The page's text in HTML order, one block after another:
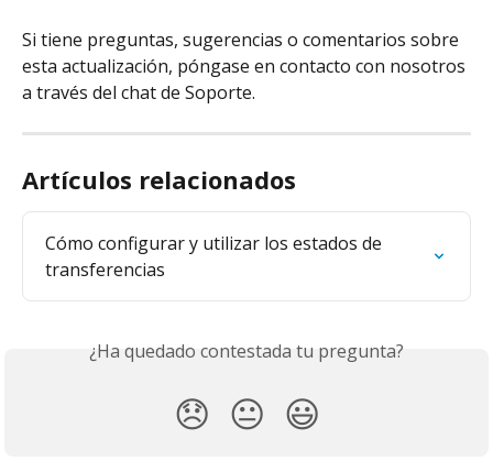
Si tiene preguntas, sugerencias o comentarios sobre
esta actualización, póngase en contacto con nosotros
a través del chat de Soporte.
Artículos relacionados
Cómo configurar y utilizar los estados de
transferencias
¿Ha quedado contestada tu pregunta?
😞 😐 😃